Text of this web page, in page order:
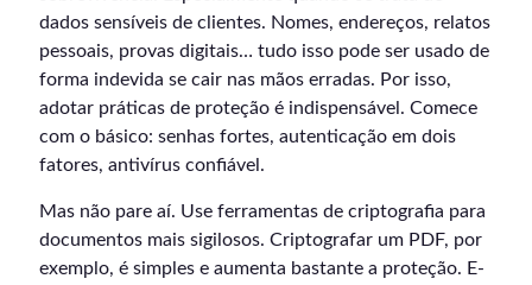
dados sensíveis de clientes. Nomes, endereços, relatos
pessoais, provas digitais… tudo isso pode ser usado de
forma indevida se cair nas mãos erradas. Por isso,
adotar práticas de proteção é indispensável. Comece
com o básico: senhas fortes, autenticação em dois
fatores, antivírus confiável.
Mas não pare aí. Use ferramentas de criptografia para
documentos mais sigilosos. Criptografar um PDF, por
exemplo, é simples e aumenta bastante a proteção. E-